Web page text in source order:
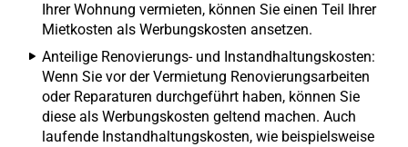
Ihrer Wohnung vermieten, können Sie einen Teil Ihrer
Mietkosten als Werbungskosten ansetzen.
Anteilige Renovierungs- und Instandhaltungskosten:
Wenn Sie vor der Vermietung Renovierungsarbeiten
oder Reparaturen durchgeführt haben, können Sie
diese als Werbungskosten geltend machen. Auch
laufende Instandhaltungskosten, wie beispielsweise